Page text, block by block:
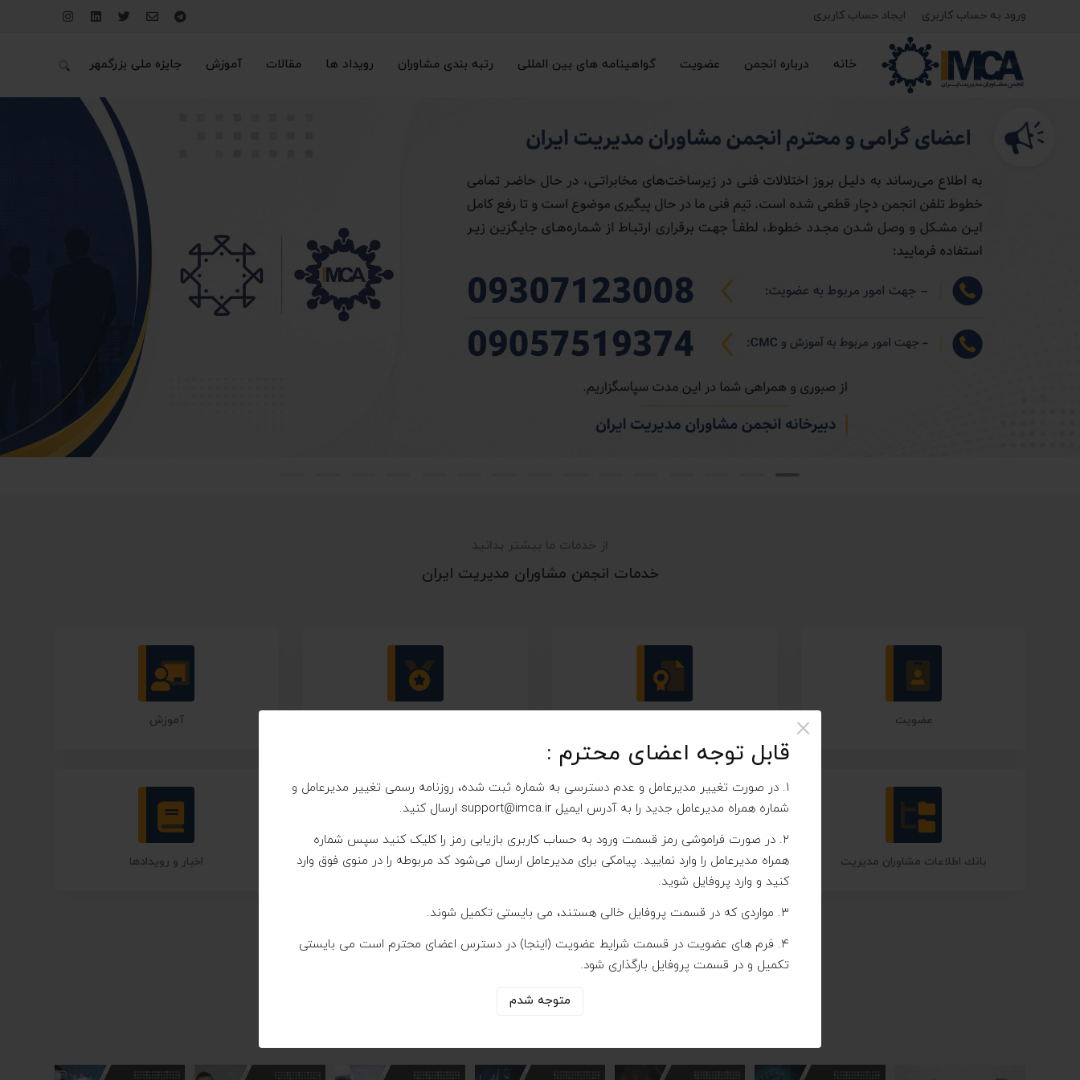
قابل توجه اعضای محترم :
۱. در صورت تغییر مدیرعامل و عدم دسترسی به شماره ثبت شده، روزنامه رسمی تغییر مدیرعامل و
شماره همراه مدیرعامل جدید را به آدرس ایمیل support@imca.ir ارسال کنید.
۲. در صورت فراموشی رمز قسمت ورود به حساب کاربری بازیابی رمز را کلیک کنید سپس شماره
همراه مدیرعامل را وارد نمایید. پیامکی برای مدیرعامل ارسال می‌شود کد مربوطه را در منوی فوق وارد
کنید و وارد پروفایل شوید.
۳. مواردی که در قسمت پروفایل خالی هستند، می بایستی تکمیل شوند.
۴. فرم های عضویت در قسمت شرایط عضویت (
اینجا) در دسترس اعضای محترم است می بایستی
تکمیل و در قسمت پروفایل بارگذاری شود.
متوجه شدم
×
ورود به حساب کاربری ایجاد حساب کاربری
خانه درباره انجمن عضویت گواهینامه های بین المللی رتبه بندی مشاوران رویداد ها مقالات آموزش جایزه ملی بزرگمهر
خدمات انجمن مشاوران مدیریت ایران
عضویت آموزش
بانك اطلاعات مشاوران مديريت رتبه بندی مشاوران حقوقی بیمه تکمیلی اخبار و رویدادها
از نشریه ما بیشتر بدانید